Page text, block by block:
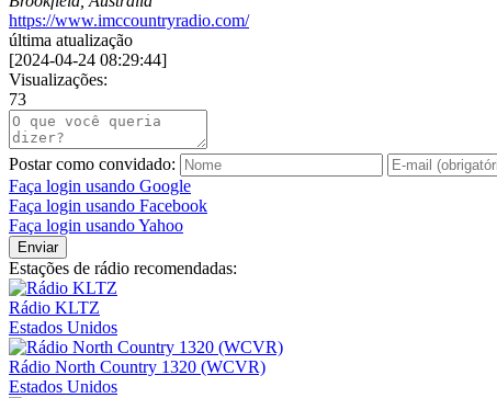
https://www.imccountryradio.com/
última atualização
[2024-04-24 08:29:44]
Visualizações:
73
Postar como convidado:
Faça login usando Google
Faça login usando Facebook
Faça login usando Yahoo
Enviar
Estações de rádio recomendadas:
Rádio KLTZ
Estados Unidos
Rádio North Country 1320 (WCVR)
Estados Unidos